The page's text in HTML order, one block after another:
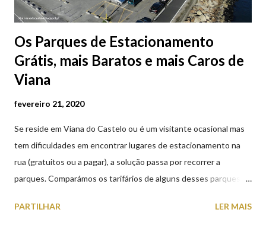
Os Parques de Estacionamento
Grátis, mais Baratos e mais Caros de
Viana
fevereiro 21, 2020
Se reside em Viana do Castelo ou é um visitante ocasional mas
tem dificuldades em encontrar lugares de estacionamento na
rua (gratuitos ou a pagar), a solução passa por recorrer a
parques. Comparámos os tarifários de alguns desses parques de
subterrâneos) perto do centro da cidade (entenda-se por
PARTILHAR LER MAIS